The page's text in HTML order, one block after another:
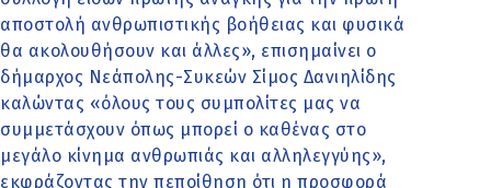
αποστολή ανθρωπιστικής βοήθειας και φυσικά
θα ακολουθήσουν και άλλες», επισημαίνει ο
δήμαρχος Νεάπολης-Συκεών Σίμος Δανιηλίδης
καλώντας «όλους τους συμπολίτες μας να
συμμετάσχουν όπως μπορεί ο καθένας στο
μεγάλο κίνημα ανθρωπιάς και αλληλεγγύης»,
εκφράζοντας την πεποίθηση ότι η προσφορά